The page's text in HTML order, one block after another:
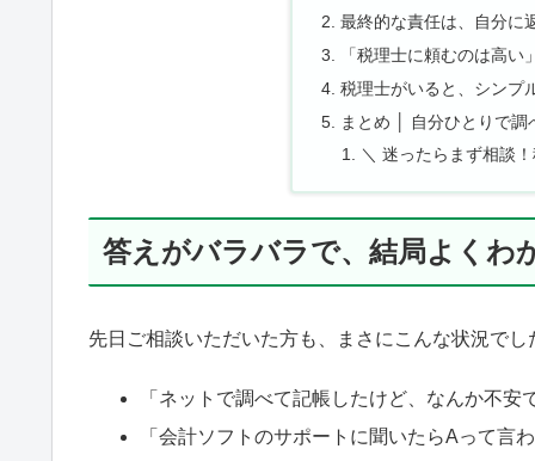
最終的な責任は、自分に
「税理士に頼むのは高
税理士がいると、シンプ
まとめ │ 自分ひとりで
＼ 迷ったらまず相談
答えがバラバラで、結局よくわ
先日ご相談いただいた方も、まさにこんな状況でし
「ネットで調べて記帳したけど、なんか不安
「会計ソフトのサポートに聞いたらAって